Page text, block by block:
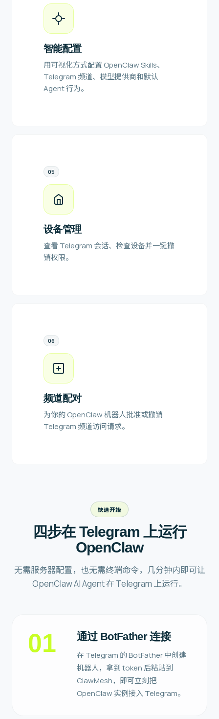
智能配置
用可视化方式配置 OpenClaw Skills、
Telegram 频道、模型提供商和默认
Agent 行为。
05
设备管理
查看 Telegram 会话、检查设备并一键撤
销权限。
06
频道配对
为你的 OpenClaw 机器人批准或撤销
Telegram 频道访问请求。
快速开始
四步在 Telegram 上运行
OpenClaw
无需服务器配置，也无需终端命令，几分钟内即可让
OpenClaw AI Agent 在 Telegram 上运行。
01 通过 BotFather 连接
在 Telegram 的 BotFather 中创建
机器人，拿到 token 后粘贴到
ClawMesh，即可立刻把
OpenClaw 实例接入 Telegram。